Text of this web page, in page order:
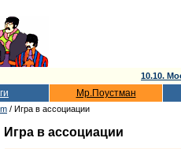
10.10.
Мр.Поустман
/ Игра в ассоциации
Игра в ассоциации